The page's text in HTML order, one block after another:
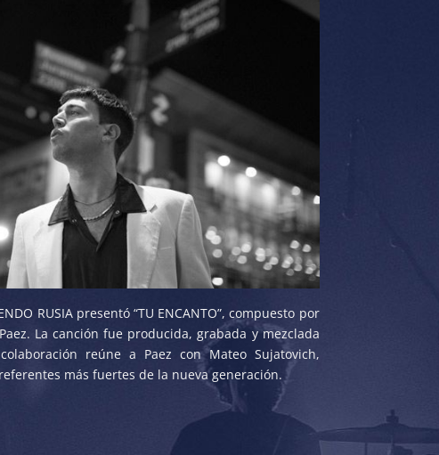
RUSIA presentó “TU ENCANTO”, compuesto por
La canción fue producida, grabada y mezclada
reúne a Paez con Mateo Sujatovich,
más fuertes de la nueva generación.